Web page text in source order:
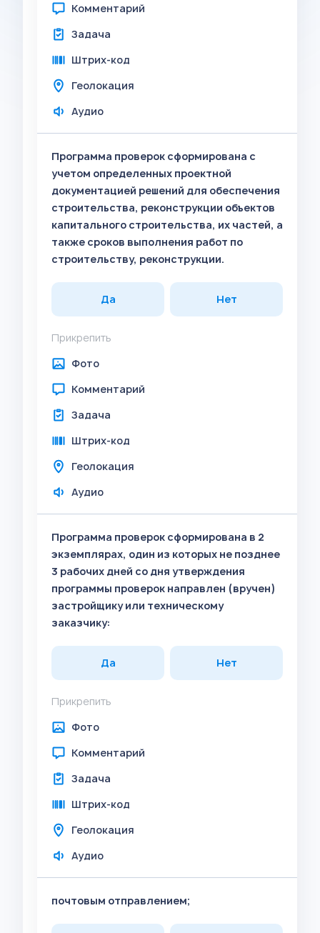
Комментарий
Задача
Штрих-код
Геолокация
Аудио
Программа проверок сформирована с
учетом определенных проектной
документацией решений для обеспечения
строительства, реконструкции объектов
капитального строительства, их частей, а
также сроков выполнения работ по
строительству, реконструкции.
Да Нет
Прикрепить
Фото
Комментарий
Задача
Штрих-код
Геолокация
Аудио
Программа проверок сформирована в 2
экземплярах, один из которых не позднее
3 рабочих дней со дня утверждения
программы проверок направлен (вручен)
застройщику или техническому
заказчику:
Да Нет
Прикрепить
Фото
Комментарий
Задача
Штрих-код
Геолокация
Аудио
почтовым отправлением;